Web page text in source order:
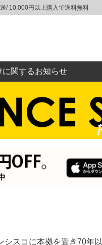
/ 10,000円以上購入で送料無料
に関するお知らせ
スコに本拠を置き70年